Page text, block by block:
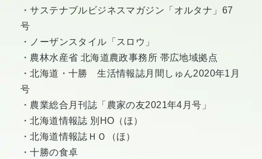
・サステナブルビジネスマガジン「オルタナ」67
号
・ノーザンスタイル「スロウ」
・農林水産省 北海道農政事務所 帯広地域拠点
・北海道・十勝 生活情報誌月間しゅん2020年1月
号
・農業総合月刊誌「農家の友2021年4月号」
・北海道情報誌 別HO（ほ）
・北海道情報誌ＨＯ（ほ）
・十勝の食卓